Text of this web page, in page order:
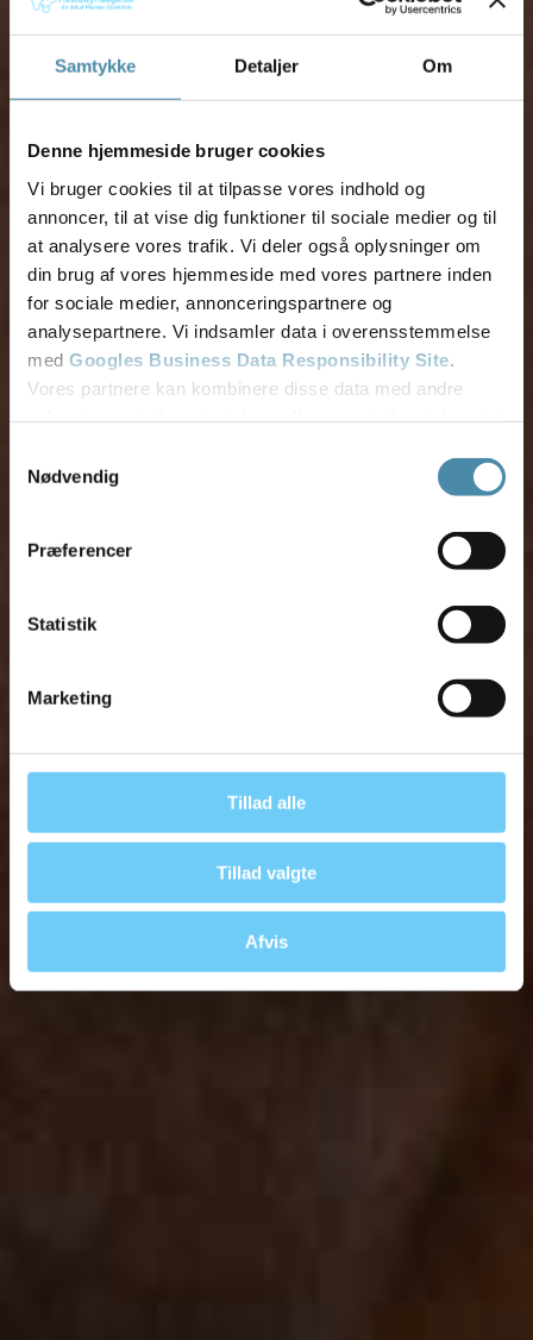
Samtykke Detaljer Om
Denne hjemmeside bruger cookies
Vi bruger cookies til at tilpasse vores indhold og
annoncer, til at vise dig funktioner til sociale medier og til
at analysere vores trafik. Vi deler også oplysninger om
din brug af vores hjemmeside med vores partnere inden
for sociale medier, annonceringspartnere og
analysepartnere. Vi indsamler data i overensstemmelse
med Googles Business Data Responsibility Site
Vores partnere kan kombinere disse data med andre
Nødvendig
Præferencer
Statistik
Marketing
Tillad alle
Tillad valgte
Afvis